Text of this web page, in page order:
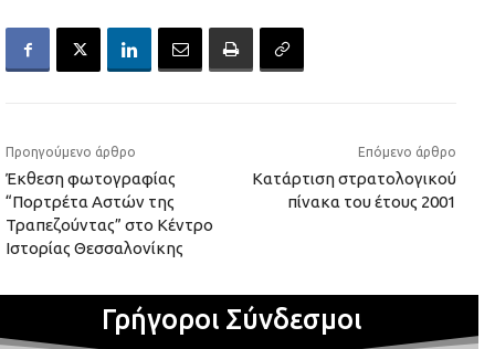
Προηγούμενο άρθρο
Έκθεση φωτογραφίας
“Πορτρέτα Αστών της
Τραπεζούντας” στο Κέντρο
Ιστορίας Θεσσαλονίκης
Επόμενο άρθρο
Κατάρτιση στρατολογικού
πίνακα του έτους 2001
Γρήγοροι Σύνδεσμοι